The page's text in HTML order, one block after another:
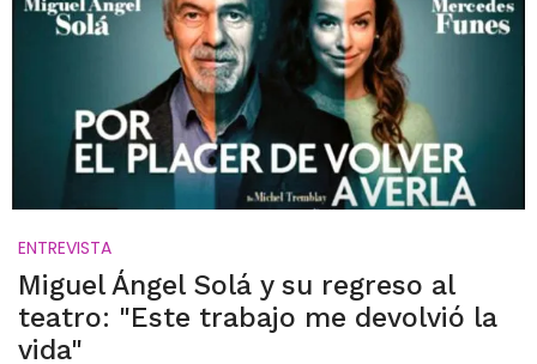
ENTREVISTA
Miguel Ángel Solá y su regreso al
teatro: "Este trabajo me devolvió la
vida"